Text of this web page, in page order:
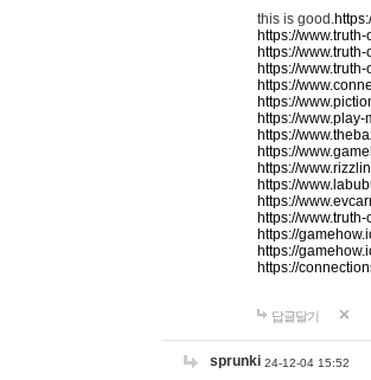
this is good.
https://
https://
https://
https://
https://
https://
https://
https://
https://
https://
https://
https://
https://
https://
https://
답글달기
sprunki 24-12-04 15:52